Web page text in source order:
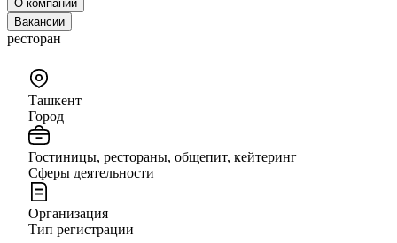
О компании
Вакансии
ресторан
Ташкент
Город
Гостиницы, рестораны, общепит, кейтеринг
Сферы деятельности
Организация
Тип регистрации